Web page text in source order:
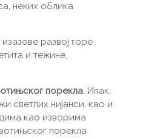
неких облика
развој горе
и тежине,
порекла. Ипак,
светлих нијанси, као и
као изворима
порекла